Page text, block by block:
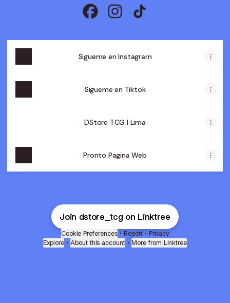
Sigueme en Instagram
Sigueme en Tiktok
DStore TCG | Lima
Pronto Pagina Web
Join dstore_tcg on Linktree
Cookie Preferences • Report • Privacy
Explore • About this account • More from Linktree